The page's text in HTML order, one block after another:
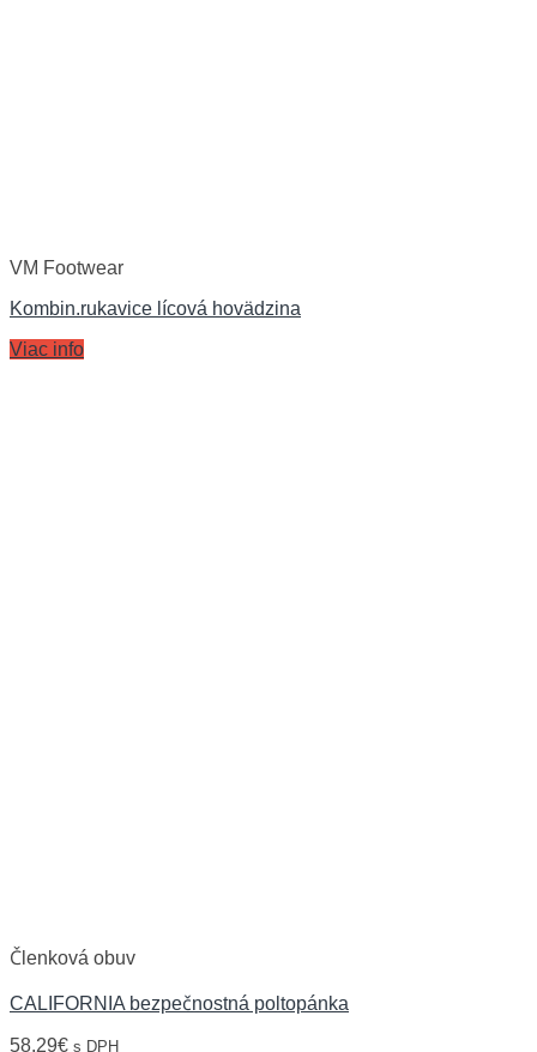
VM Footwear
Kombin.rukavice lícová hovädzina
Viac info
Členková obuv
CALIFORNIA bezpečnostná poltopánka
58,29€ s DPH